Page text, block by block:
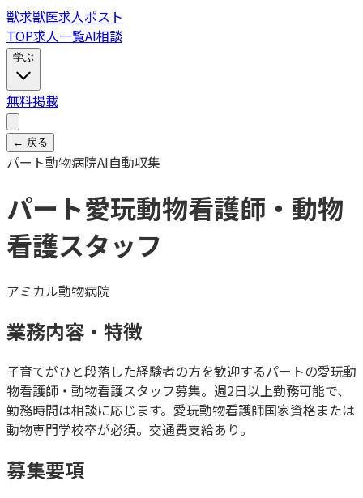
獣求獣医求人ポスト
TOP求人一覧AI相談
学ぶ
無料掲載
← 戻る
パート動物病院AI自動収集
パート愛玩動物看護師・動物
看護スタッフ
アミカル動物病院
業務内容・特徴
子育てがひと段落した経験者の方を歓迎するパートの愛玩動
物看護師・動物看護スタッフ募集。週2日以上勤務可能で、
勤務時間は相談に応じます。愛玩動物看護師国家資格または
動物専門学校卒が必須。交通費支給あり。
募集要項